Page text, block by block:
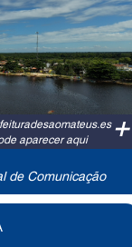
+
aparecer aqui
de Comunicação